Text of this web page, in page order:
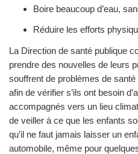
Boire beaucoup d’eau,
Réduire les efforts
La Direction de santé publique
prendre des nouvelles de leurs
souffrent de problèmes de
afin de vérifier s’ils ont besoin
accompagnés vers un lieu
de veiller à ce que les enfants
qu’il ne faut jamais laisser un
automobile, même pour